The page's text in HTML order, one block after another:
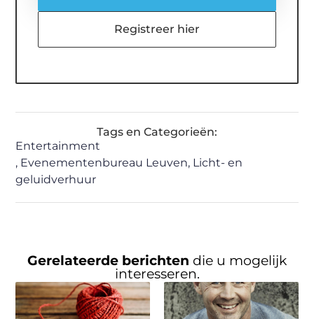
Registreer hier
Tags en Categorieën:
Entertainment
, Evenementenbureau Leuven, Licht- en
geluidverhuur
Gerelateerde berichten die u mogelijk
interesseren.